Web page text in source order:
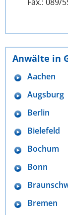
Anwälte in
Aachen
Augsburg
Berlin
Bielefeld
Bochum
Bonn
Bremen